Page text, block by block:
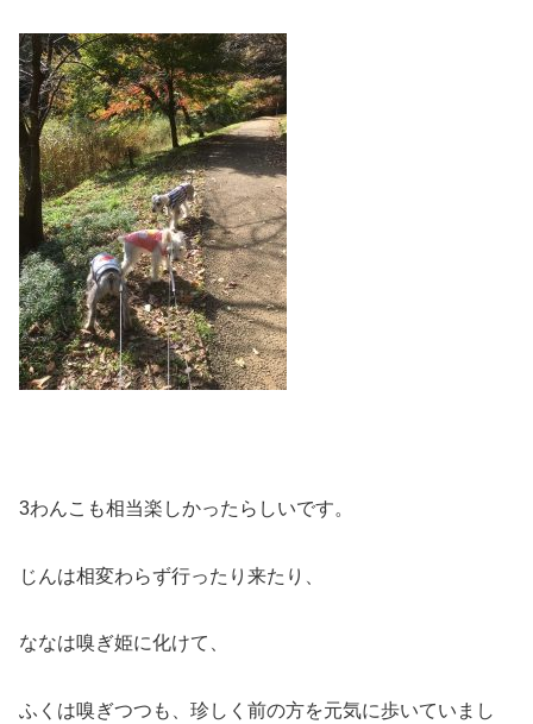
3わんこも相当楽しかったらしいです。
じんは相変わらず行ったり来たり、
ななは嗅ぎ姫に化けて、
ふくは嗅ぎつつも、珍しく前の方を元気に歩いていまし